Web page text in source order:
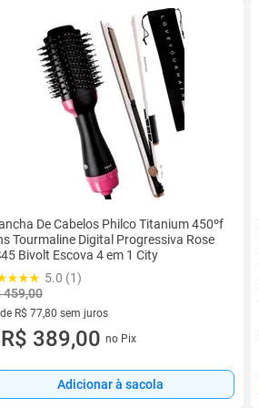
De Cabelos Philco Titanium 450ºf
Tourmaline Digital Progressiva Rose
Bivolt Escova 4 em 1 City
5.0 (1)
459,00
R$ 77,80 sem juros
de R$ 77,80 sem juros
R$ 389,00 no Pix
Adicionar à sacola